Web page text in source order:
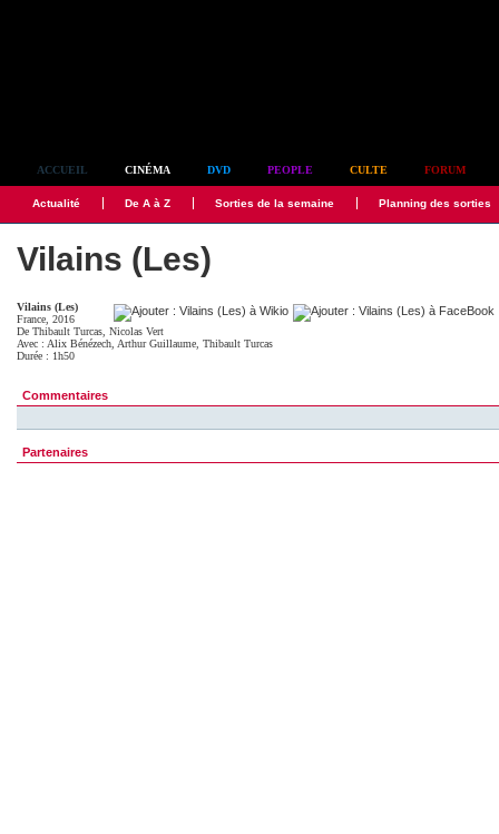
ACCUEIL CINÉMA DVD PEOPLE CULTE FORUM
Actualité De A à Z Sorties de la semaine Planning des sorties
Vilains (Les)
Vilains (Les)
France, 2016
De Thibault Turcas Nicolas Vert
Avec : Alix Bénézech Arthur Guillaume Thibault Turcas
Durée : 1h50
Commentaires
Partenaires